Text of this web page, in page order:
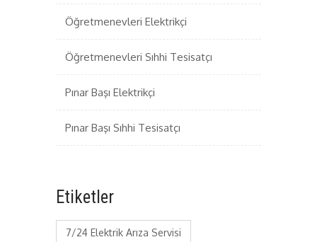
Öğretmenevleri Elektrikçi
Öğretmenevleri Sıhhi Tesisatçı
Pınar Başı Elektrikçi
Pınar Başı Sıhhi Tesisatçı
Etiketler
7/24 Elektrik Arıza Servisi